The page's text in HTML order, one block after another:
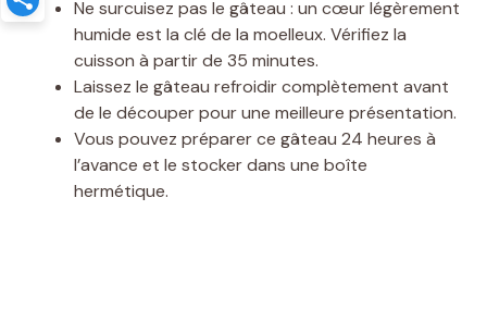
Ne surcuisez pas le gâteau : un cœur légèrement
humide est la clé de la moelleux. Vérifiez la
cuisson à partir de 35 minutes.
Laissez le gâteau refroidir complètement avant
de le découper pour une meilleure présentation.
Vous pouvez préparer ce gâteau 24 heures à
l’avance et le stocker dans une boîte
hermétique.